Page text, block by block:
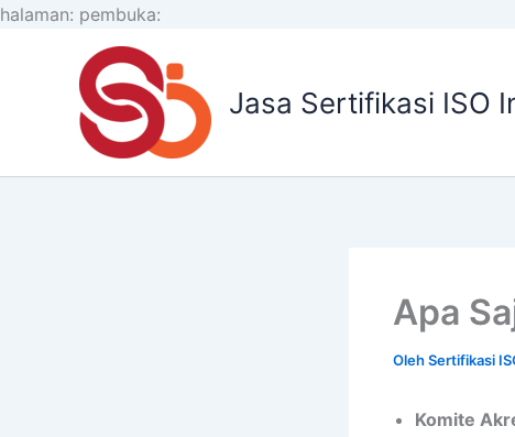
halaman: pembuka:
konten
Jasa Sertifikasi ISO
Apa
OlehSertifikasi
Komite